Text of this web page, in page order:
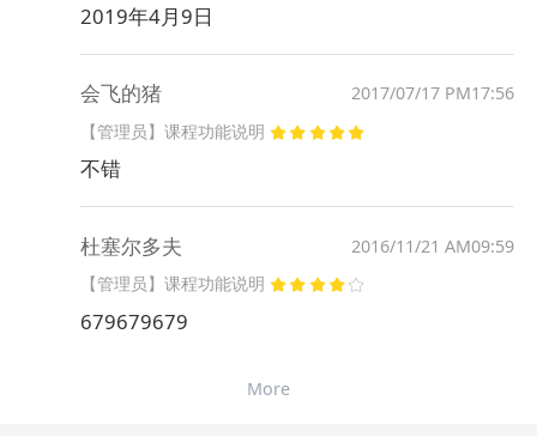
2019年4月9日
会飞的猪
2017/07/17 PM17:56
【管理员】课程功能说明
不错
杜塞尔多夫
2016/11/21 AM09:59
【管理员】课程功能说明
679679679
More